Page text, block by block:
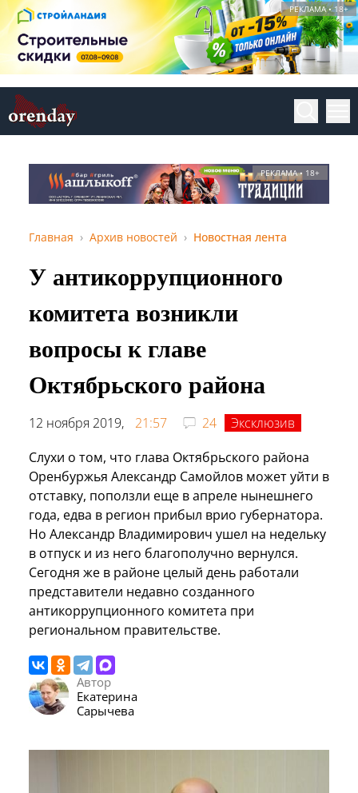
РЕКЛАМА • 18+
РЕКЛАМА • 18+
Главная Архив новостей Новостная лента
У антикоррупционного
комитета возникли
вопросы к главе
Октябрьского района
12 ноября 2019, 21:57 24
Эксклюзив
Слухи о том, что глава Октябрьского района
Оренбуржья Александр Самойлов может уйти в
отставку, поползли еще в апреле нынешнего
года, едва в регион прибыл врио губернатора.
Но Александр Владимирович ушел на недельку
в отпуск и из него благополучно вернулся.
Сегодня же в районе целый день работали
представители недавно созданного
антикоррупционного комитета при
региональном правительстве.
Автор
Екатерина
Сарычева